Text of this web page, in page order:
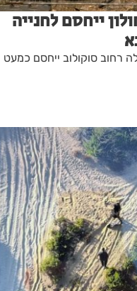
ייחסם לחנייה
רחוב סוקולוב ייחסם כמעט